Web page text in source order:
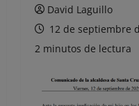
David Laguillo
12 de septiembre
2 minutos de lectura